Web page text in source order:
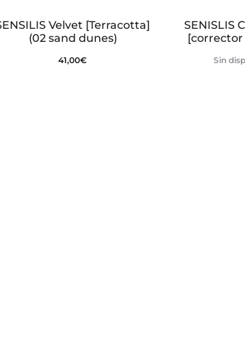
Velvet [Terracotta]
(02 sand dunes)
41,00€
SENISLIS
Sin